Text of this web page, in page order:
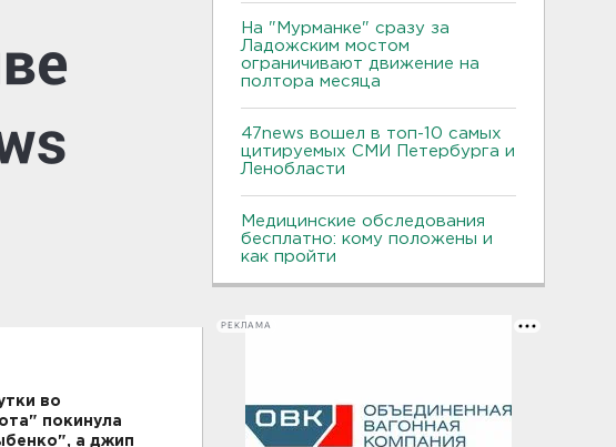
во
покинула
а джип
На "Мурманке" сразу за
Ладожским мостом
ограничивают движение на
полтора месяца
47news вошел в топ-10 самых
цитируемых СМИ Петербурга и
Ленобласти
Медицинские обследования
бесплатно: кому положены и
как пройти
РЕКЛАМА